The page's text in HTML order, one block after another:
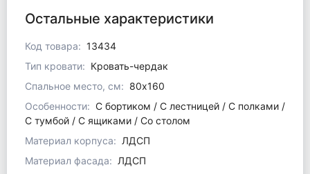
Остальные характеристики
Код товара: 13434
Тип кровати: Кровать-чердак
Спальное место, см: 80x160
Особенности: С бортиком / С лестницей / С полками /
С тумбой / С ящиками / Со столом
Материал корпуса: ЛДСП
Материал фасада: ЛДСП